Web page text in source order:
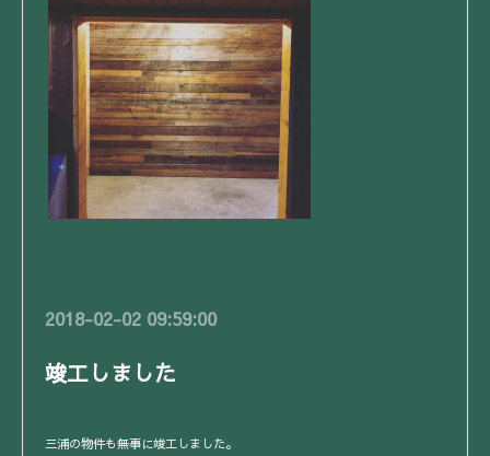
2018-02-02 09:59:00
竣工しました
三浦の物件も無事に竣工しました。